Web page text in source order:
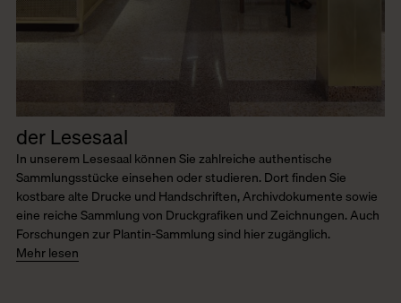
der Lesesaal
In unserem Lesesaal können Sie zahlreiche authentische
Sammlungsstücke einsehen oder studieren. Dort finden Sie
kostbare alte Drucke und Handschriften, Archivdokumente sowie
eine reiche Sammlung von Druckgrafiken und Zeichnungen. Auch
Forschungen zur Plantin-Sammlung sind hier zugänglich.
Mehr lesen